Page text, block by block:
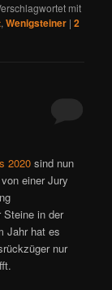
mit
,Wenigsteiner |2
2020 sind nun
einer Jury
Steine in der
Jahr hat es
nur